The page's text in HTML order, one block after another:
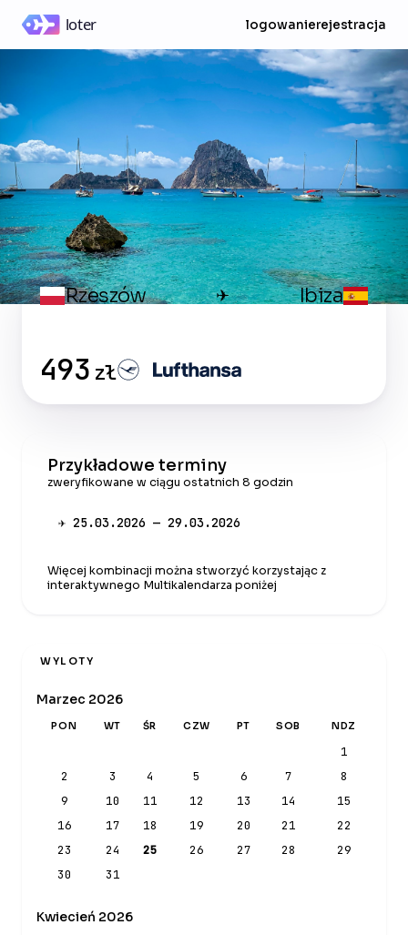
logowanierejestracja
Rzeszów ✈ Ibiza
493 zł
Przykładowe terminy
zweryfikowane w ciągu ostatnich 8 godzin
✈ 25.03.2026 — 29.03.2026
Więcej kombinacji można stworzyć korzystając z
interaktywnego Multikalendarza poniżej
WYLOTY
Marzec 2026
PON WT ŚR CZW PT SOB NDZ
1
2
3 4 5 6 7
8
9
10 11 12 13 14
15
16
17 18 19 20 21
22
23
24 25 26 27 28
29
30
31
Kwiecień 2026